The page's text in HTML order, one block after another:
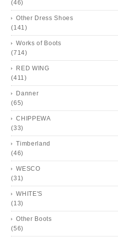
(46)
Other Dress Shoes
(141)
Works of Boots
(714)
RED WING
(411)
Danner
(65)
CHIPPEWA
(33)
Timberland
(46)
WESCO
(31)
WHITE'S
(13)
Other Boots
(56)